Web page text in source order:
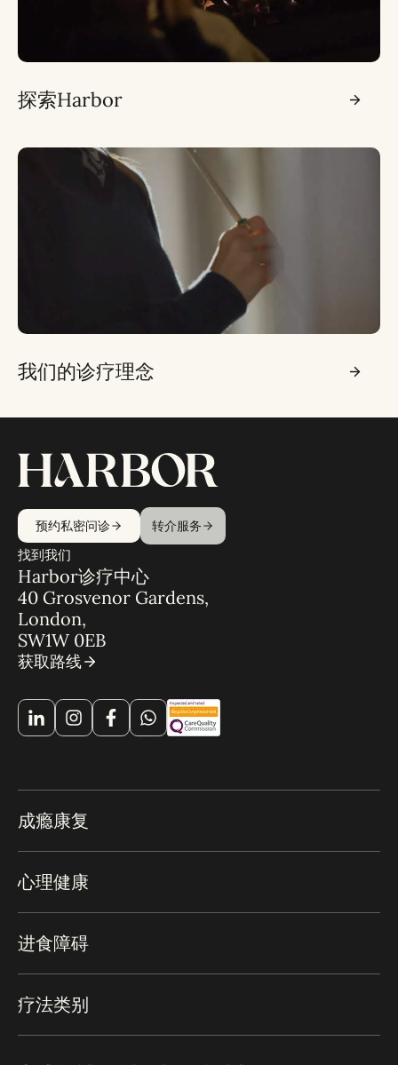
探索Harbor
我们的诊疗理念
预约私密问诊 转介服务
找到我们
Harbor诊疗中心
40 Grosvenor Gardens,
London,
SW1W 0EB
获取路线
成瘾康复
心理健康
进食障碍
疗法类别